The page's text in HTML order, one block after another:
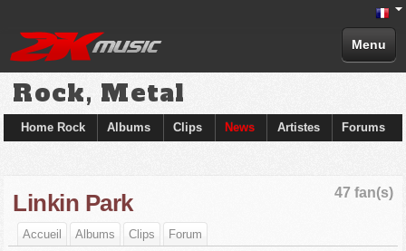
Menu
Rock, Metal
Home Rock Albums Clips News Artistes Forums
47 fan(s)
Linkin Park
Accueil Albums Clips Forum